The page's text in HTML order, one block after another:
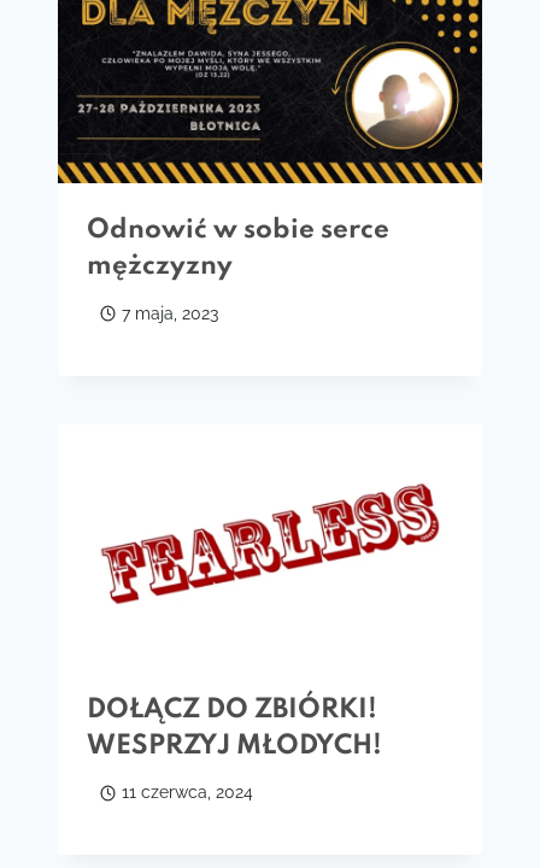
Odnowić w sobie serce
mężczyzny
7 maja, 2023
DOŁĄCZ DO ZBIÓRKI!
WESPRZYJ MŁODYCH!
11 czerwca, 2024